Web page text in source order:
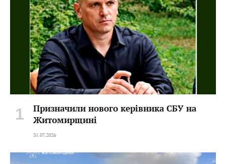
Призначили нового керівника СБУ на
Житомирщині
31.07.2026